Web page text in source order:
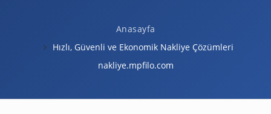
Anasayfa
Hızlı, Güvenli ve Ekonomik Nakliye Çözümleri
nakliye.mpfilo.com